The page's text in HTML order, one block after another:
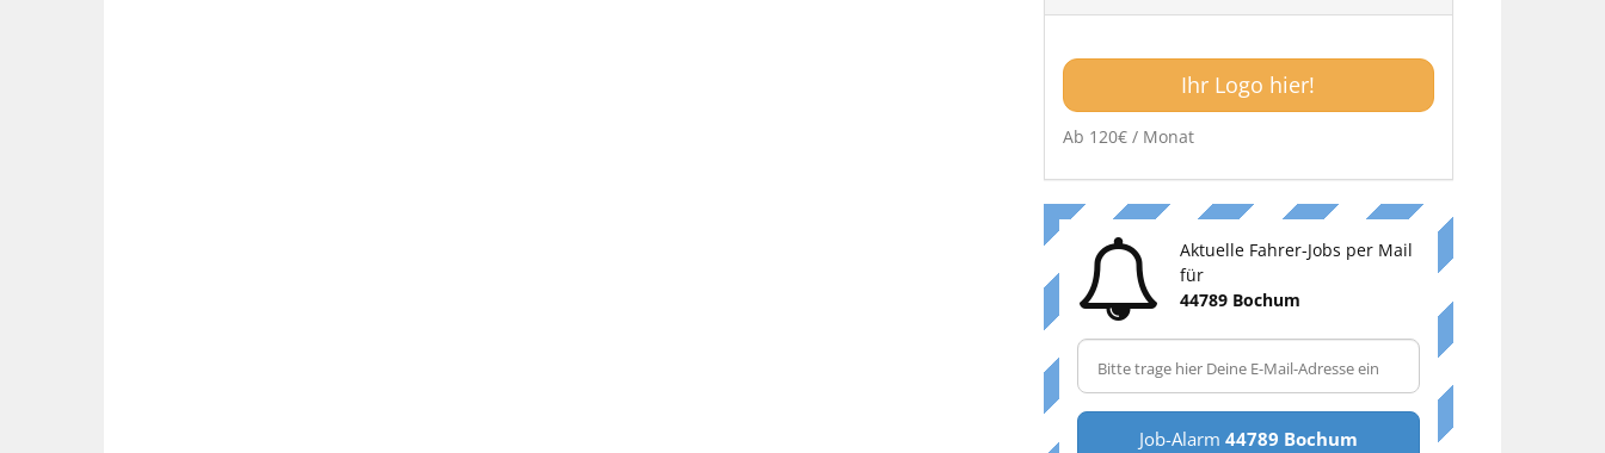
Ihr Logo hier!
Ab 120€ / Monat
Aktuelle Fahrer-Jobs per Mail
für
44789 Bochum
Job-Alarm 44789 Bochum